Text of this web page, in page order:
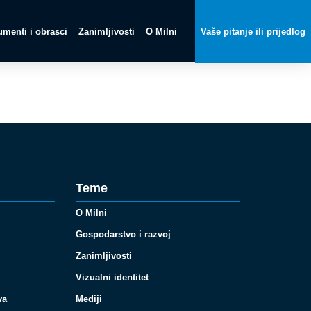
i obrasci Zanimljivosti O Milni Vaše pitanje ili prijedlog
Teme
O Milni
Gospodarstvo i razvoj
Zanimljivosti
Vizualni identitet
Mediji